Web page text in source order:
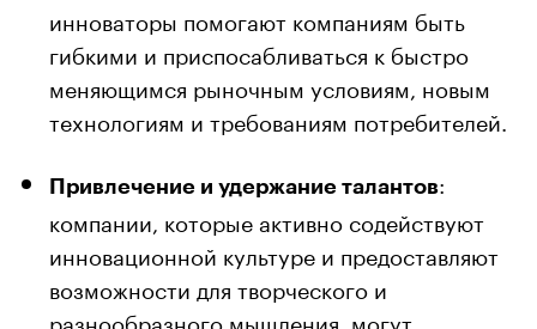
инноваторы помогают компаниям быть
гибкими и приспосабливаться к быстро
меняющимся рыночным условиям, новым
технологиям и требованиям потребителей.
Привлечение и удержание талантов:
компании, которые активно содействуют
инновационной культуре и предоставляют
возможности для творческого и
разнообразного мышления, могут